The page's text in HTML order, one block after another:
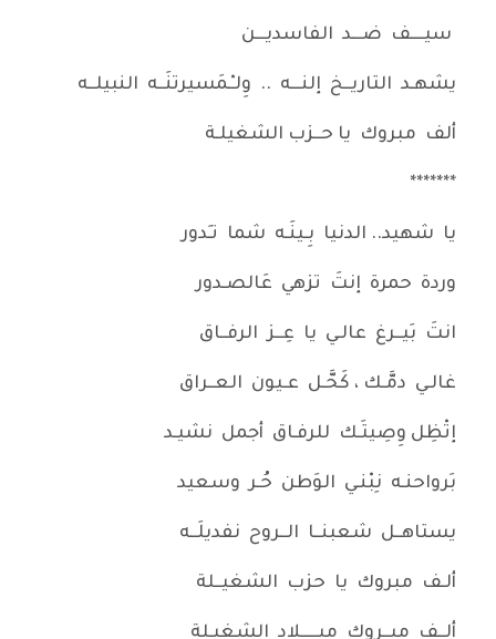
سيــــف ضـــد الفاسديـــن
يشهـد التاريــخ إلنـــه .. وِلـْـمَسيرتنَــه النبيلــه
ألف مبروك يا حــزب الشغيلـة
*******
يا شهيد.. الدنيا بِـينَـه شما تـِدور
وردة حمرة إنتَ تزهي عَالصـدور
انتَ بَيــرغ عالـي يا عِــز الرفــاق
غالـي دمَّـك ، كَحَّـل عـيون العــراق
إتْظِل وِصِيتَـك للرفـاق أجمل نشيـد
بَرواحنـه نِبْنـي الوَطن حُـر وسعيد
يستاهــل شعبنــا الــروح نفديلَــه
ألـف مبروك يا حزب الشغيــلة
ألــف مبــروك ميـــــلاد الشغيـلة